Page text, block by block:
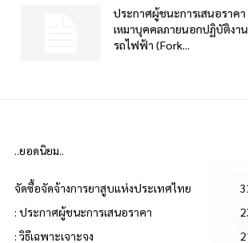
ประกาศผู้ชนะการเสนอราคา
เหมาบุคคลภายนอกปฏิบัติงา
รถไฟฟ้า (Fork...
..ยอดนิยม..
จัดซื้อจัดจ้างการยาสูบแห่งประเทศไทย
: ประกาศผู้ชนะการเสนอราคา
: วิธีเฉพาะเจาะจง